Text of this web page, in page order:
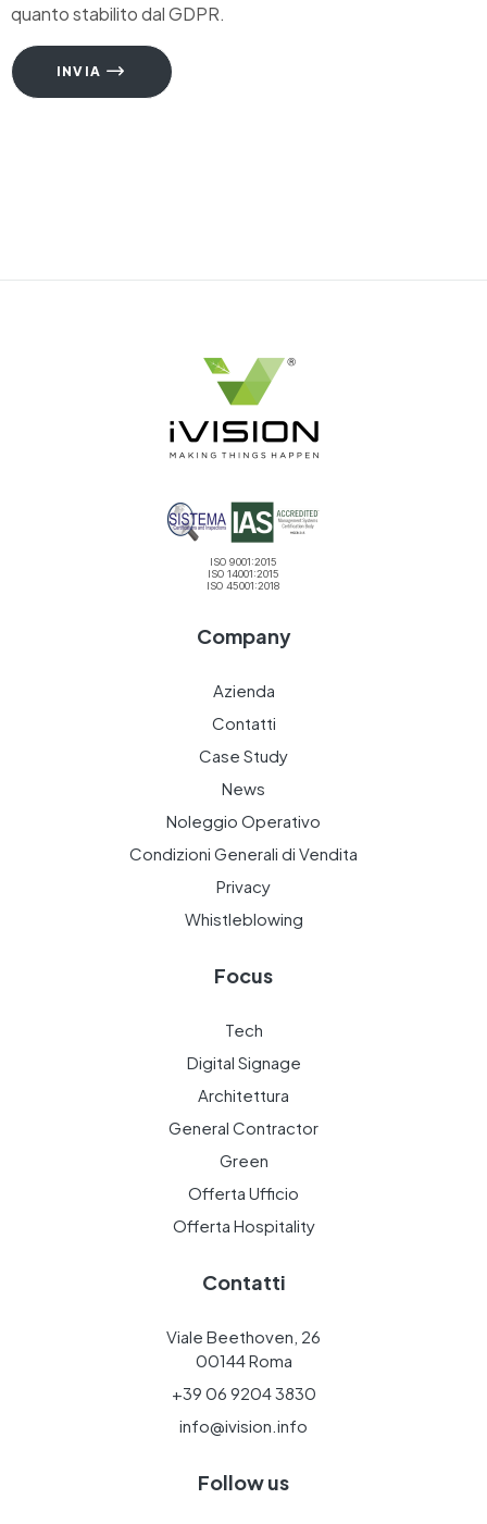
quanto stabilito dal GDPR.
INVIA
ISO 9001:2015
ISO 14001:2015
ISO 45001:2018
Company
Azienda
Contatti
Case Study
News
Noleggio Operativo
Condizioni Generali di Vendita
Privacy
Whistleblowing
Focus
Tech
Digital Signage
Architettura
General Contractor
Green
Offerta Ufficio
Offerta Hospitality
Contatti
Viale Beethoven, 26
00144 Roma
+39 06 9204 3830
info@ivision.info
Follow us